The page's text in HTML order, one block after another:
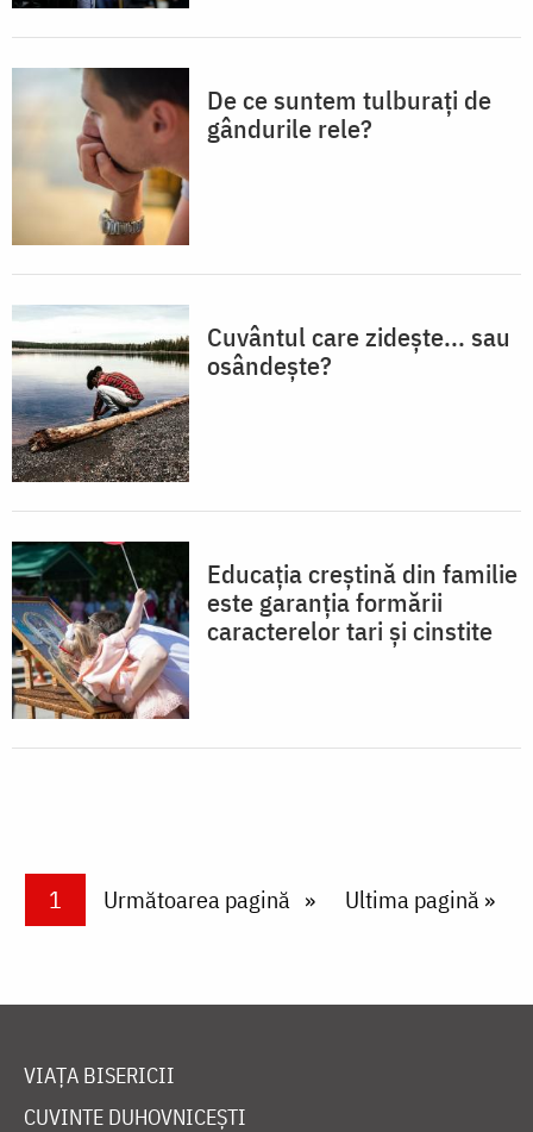
De ce suntem tulburați de
gândurile rele?
Cuvântul care zidește... sau
osândește?
Educaţia creştină din familie
este garanţia formării
caracterelor tari şi cinstite
PaginareCurrent page
1 Next page
Următoarea pagină Last page
Ultima pagină »
VIAȚA BISERICII
CUVINTE DUHOVNICEȘTI